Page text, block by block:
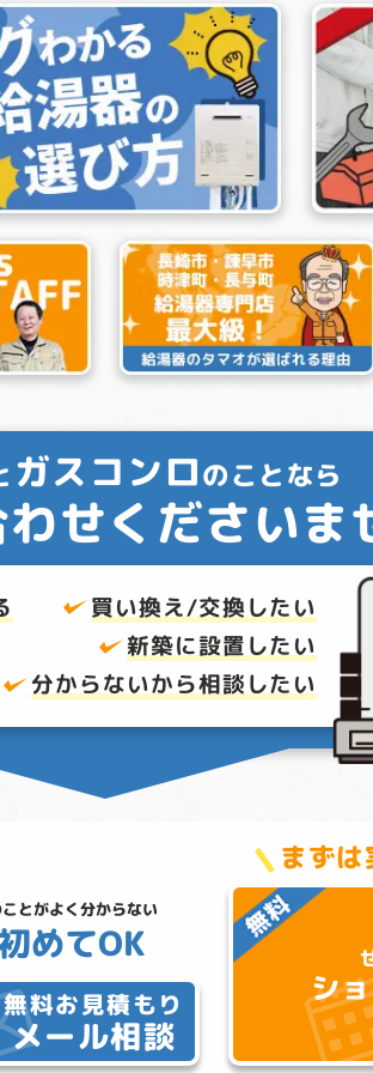
ガスコンロのことなら
せくださいま
買い換え/交換したい
新築に設置したい
分からないから相談したい
まず
とがよく分からない
めてOK
無料お見積もり
メール相談
シ